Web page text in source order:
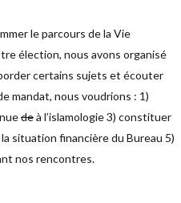
le parcours de la Vie
élection, nous avons organisé
certains sujets et écouter
mandat, nous voudrions : 1)
deà l’islamologie 3) constituer
situation financière du Bureau 5)
nos rencontres.